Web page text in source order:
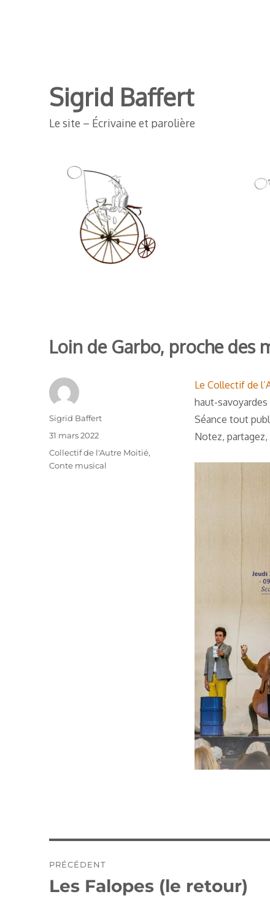
Sigrid Baffert
Le site – Écrivaine et parolière
Loin de Garbo, proche des
Le Collectif de
haut-savoyardes
Séance tout
Notez,
Auteur
Sigrid Baffert
Publié
le
31 mars 2022
Catégories
Collectif de l'Autre Moitié,
Conte musical
de
PRÉCÉDENT
Publication
Les Falopes (le retour)